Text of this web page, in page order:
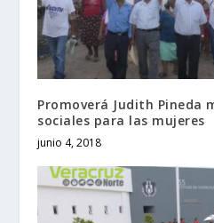
Promoverá Judith Pineda
sociales para las mujeres
junio 4, 2018